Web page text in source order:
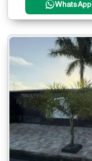
WhatsApp